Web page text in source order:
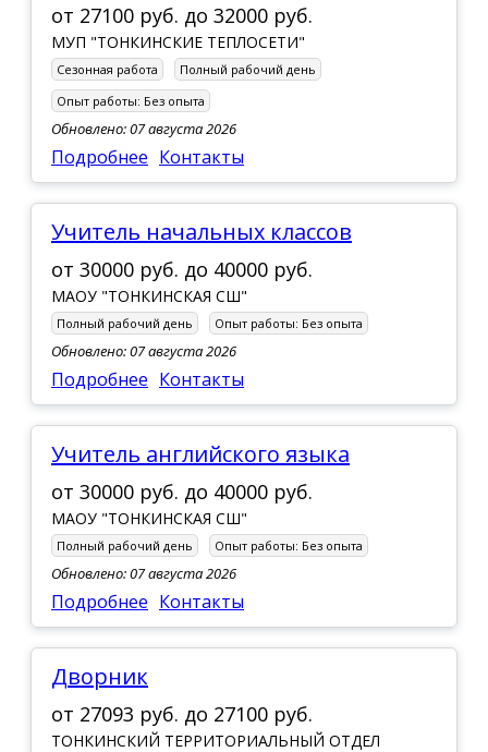
от 27100 руб. до 32000 руб.
МУП "ТОНКИНСКИЕ ТЕПЛОСЕТИ"
Сезонная работа
Полный рабочий день
Опыт работы: Без опыта
Обновлено: 07 августа 2026
Подробнее Контакты
Учитель начальных классов
от 30000 руб. до 40000 руб.
МАОУ "ТОНКИНСКАЯ СШ"
Полный рабочий день Опыт работы: Без опыта
Обновлено: 07 августа 2026
Подробнее Контакты
учитель английского языка
от 30000 руб. до 40000 руб.
МАОУ "ТОНКИНСКАЯ СШ"
Полный рабочий день Опыт работы: Без опыта
Обновлено: 07 августа 2026
Подробнее Контакты
Дворник
от 27093 руб. до 27100 руб.
ТОНКИНСКИЙ ТЕРРИТОРИАЛЬНЫЙ ОТДЕЛ